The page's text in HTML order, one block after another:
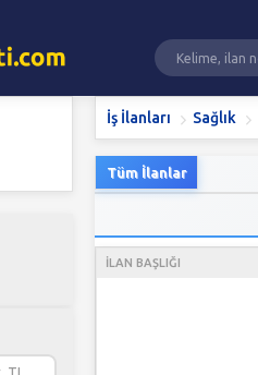
İş İlanları Sağlık
Tüm İlanlar
İLAN BAŞLIĞI